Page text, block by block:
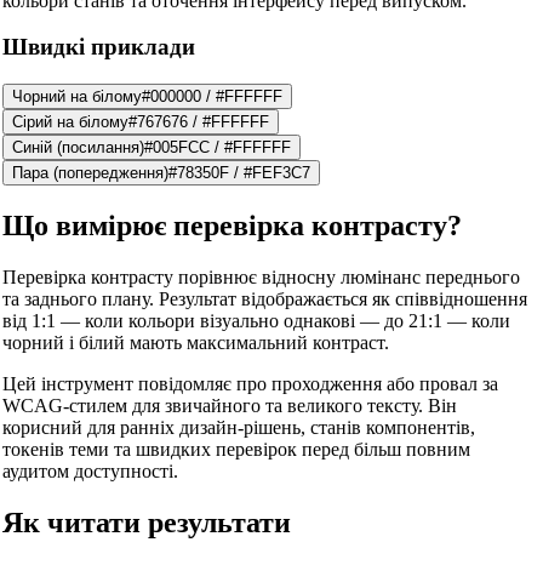
Швидкі приклади
Чорний на білому#000000/ #FFFFFF
Сірий на білому#767676/ #FFFFFF
Синій (посилання)#005FCC/ #FFFFFF
Пара (попередження)#78350F/ #FEF3C7
Що вимірює перевірка контрасту?
Перевірка контрасту порівнює відносну люмінанс переднього
та заднього плану. Результат відображається як співвідношення
від 1:1 — коли кольори візуально однакові — до 21:1 — коли
чорний і білий мають максимальний контраст.
Цей інструмент повідомляє про проходження або провал за
WCAG-стилем для звичайного та великого тексту. Він
корисний для ранніх дизайн-рішень, станів компонентів,
токенів теми та швидких перевірок перед більш повним
аудитом доступності.
Як читати результати